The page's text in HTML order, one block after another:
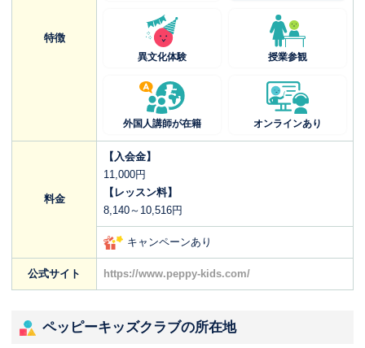
特徴
異文化体験 授業参観
外国人講師が在籍 オンラインあり
料金
【入会金】
11,000円
【レッスン料】
8,140～10,516円
キャンペーンあり
公式サイト https://www.peppy-kids.com/
ペッピーキッズクラブの所在地